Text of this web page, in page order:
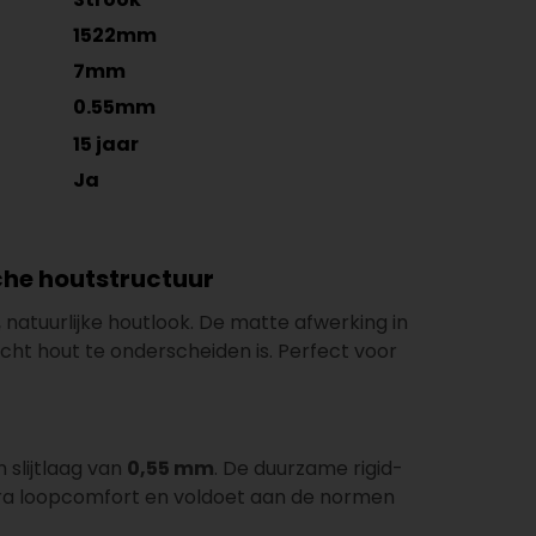
1522mm
7mm
0.55mm
15 jaar
Ja
houtstructuur
houtlook. De matte afwerking in
hout te onderscheiden is. Perfect voor
slijtlaag van 0,55 mm. De duurzame rigid-
loopcomfort en voldoet aan de normen